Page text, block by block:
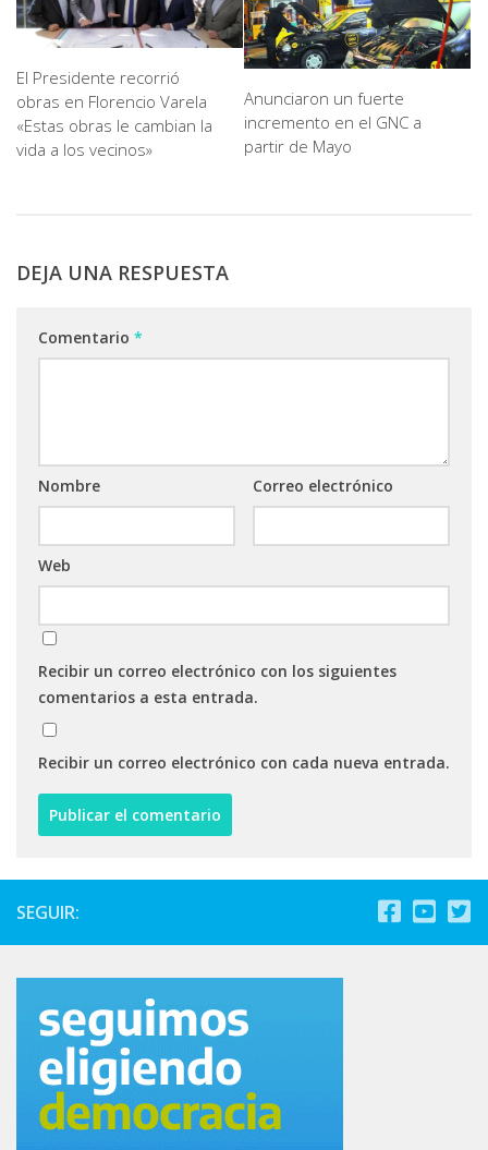
El Presidente recorrió
obras en Florencio Varela
«Estas obras le cambian la
vida a los vecinos»
Anunciaron un fuerte
incremento en el GNC a
partir de Mayo
DEJA UNA RESPUESTA
Comentario *
Nombre Correo electrónico
Web
Recibir un correo electrónico con los siguientes
comentarios a esta entrada.
Recibir un correo electrónico con cada nueva entrada.
SEGUIR: